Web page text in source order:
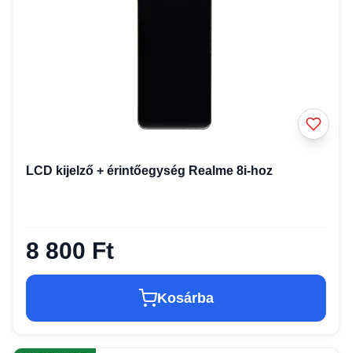
LCD kijelző + érintőegység Realme 8i-hoz
8 800 Ft
Kosárba